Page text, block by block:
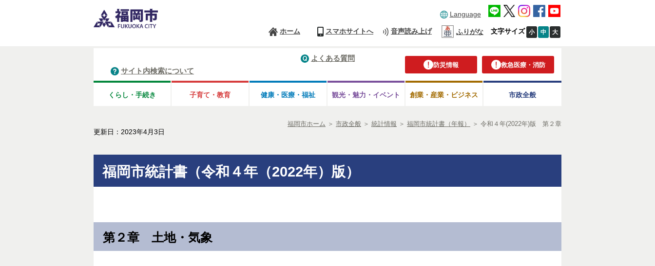
Language
ホーム スマホサイトへ 音声読み上げ ふりがな 文字サイズ 小 中 大
防災情報 救急医療・消防
よくある質問
サイト内検索について
くらし・手続き 子育て・教育 健康・医療・ 福祉 観光・魅力・ イベント 創業・産業・ビジネス 市政全般
福岡市ホーム ＞ 市政全般 ＞ 統計情報 ＞ 福岡市統計書（年報） ＞ 令和４年(2022年)版 第２章
更新日：2023年4月3日
福岡市統計書（令和４年（2022年）版）
第２章 土地・気象